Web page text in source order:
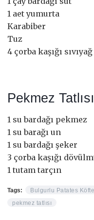
1 aet yumurta
Karabiber
Tuz
4 çorba kaşığı sıvıyağ
Pekmez
1 su bardağı pekmez
1 su barağı un
1 su bardağı şeker
3 çorba kaşığı
1 tutam tarçın
Tags: Bulgurlu Patates
pekmez tatlısı